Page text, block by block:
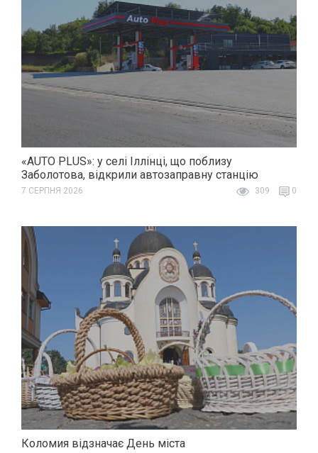
«AUTO PLUS»: у селі Іллінці, що поблизу
Заболотова, відкрили автозаправну станцію
7 СЕРПНЯ 2026 309 0
Коломия відзначає День міста